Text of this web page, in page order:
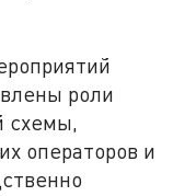
роли
схемы,
операторов и